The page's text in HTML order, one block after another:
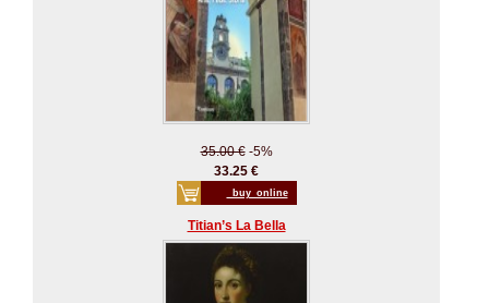
35.00 €-5%
33.25 €
_buy_online
Titian’s La Bella